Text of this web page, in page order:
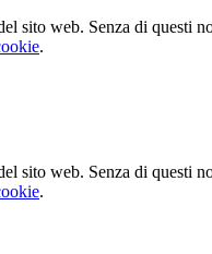
web. Senza di questi
.
web. Senza di questi
.